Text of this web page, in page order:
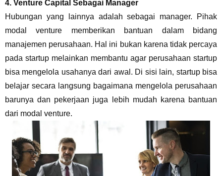
4. Venture Capital Sebagai Manager
Hubungan yang lainnya adalah sebagai manager. Pihak
modal venture memberikan bantuan dalam bidang
manajemen perusahaan. Hal ini bukan karena tidak percaya
pada startup melainkan membantu agar perusahaan startup
bisa mengelola usahanya dari awal. Di sisi lain, startup bisa
belajar secara langsung bagaimana mengelola perusahaan
barunya dan pekerjaan juga lebih mudah karena bantuan
dari modal venture.